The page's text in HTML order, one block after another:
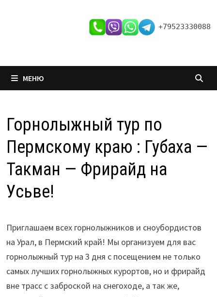
+79523330088
МЕНЮ
Горнолыжный тур по
Пермскому краю : Губаха —
Такман — Фрирайд на
Усьве!
Приглашаем всех горнолыжников и сноубордистов
на Урал, в Пермский край! Мы организуем для вас
горнолыжный тур на 3 дня с посещением не только
самых лучших горнолыжных курортов, но и фрирайд
вне трасс с заброской на снегоходе, а так же,